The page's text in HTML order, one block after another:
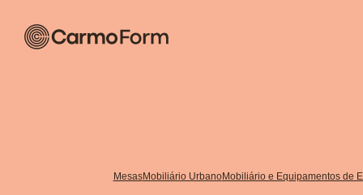
MesasMobiliário UrbanoMobiliário e Equipamentos de